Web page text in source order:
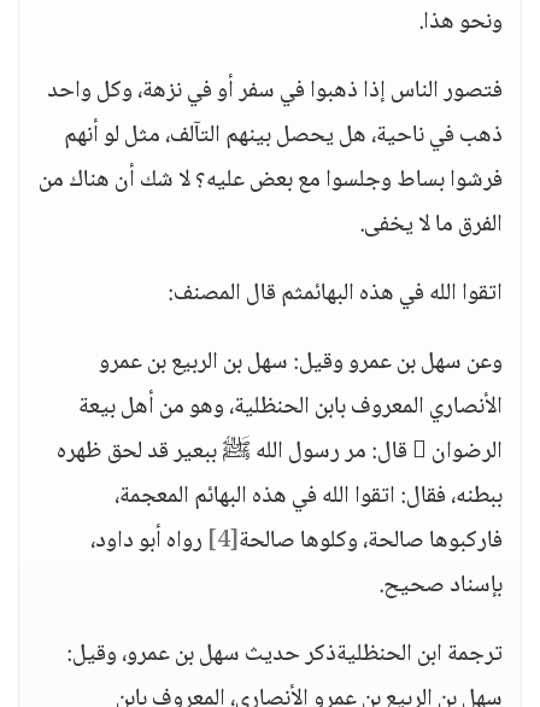
ونحو هذا.
فتصور الناس إذا ذهبوا في سفر أو في نزهة، وكل واحد
ذهب في ناحية، هل يحصل بينهم التآلف، مثل لو أنهم
فرشوا بساط وجلسوا مع بعض عليه؟ لا شك أن هناك من
الفرق ما لا يخفى.
اتقوا الله في هذه البهائمثم قال المصنف:
وعن سهل بن عمرو وقيل: سهل بن الربيع بن عمرو
الأنصاري المعروف بابن الحنظلية، وهو من أهل بيعة
الرضوان  قال: مر رسول الله ﷺ ببعير قد لحق ظهره
ببطنه، فقال: اتقوا الله في هذه البهائم المعجمة،
فاركبوها صالحة، وكلوها صالحة[4]
رواه أبو داود،
بإسناد صحيح.
ترجمة ابن الحنظليةذكر حديث سهل بن عمرو، وقيل: